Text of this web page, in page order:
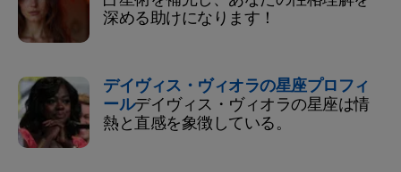
深める助けになります！
デイヴィス・ヴィオラの星座プロフィ
ールデイヴィス・ヴィオラの星座は情
熱と直感を象徴している。